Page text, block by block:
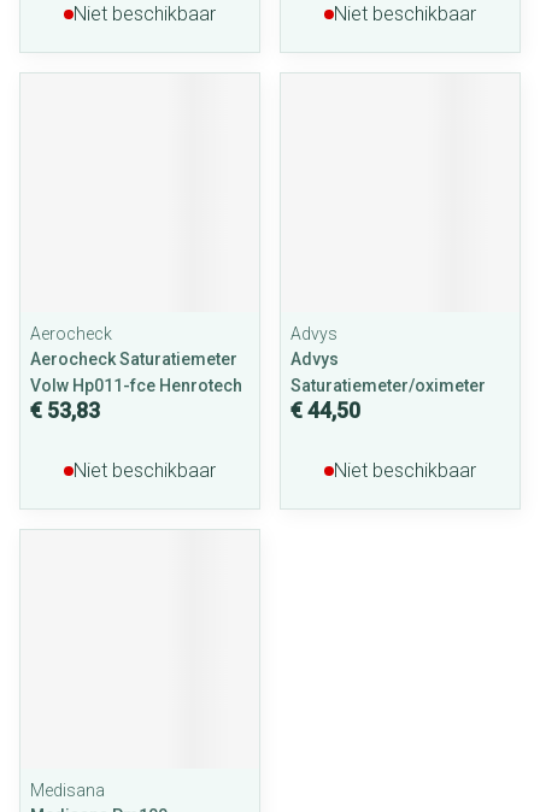
Niet beschikbaar Niet beschikbaar
Aerocheck
Aerocheck Saturatiemeter
Volw Hp011-fce Henrotech
€ 53,83
Niet beschikbaar
Advys
Advys
Saturatiemeter/oximeter
€ 44,50
Niet beschikbaar
Medisana